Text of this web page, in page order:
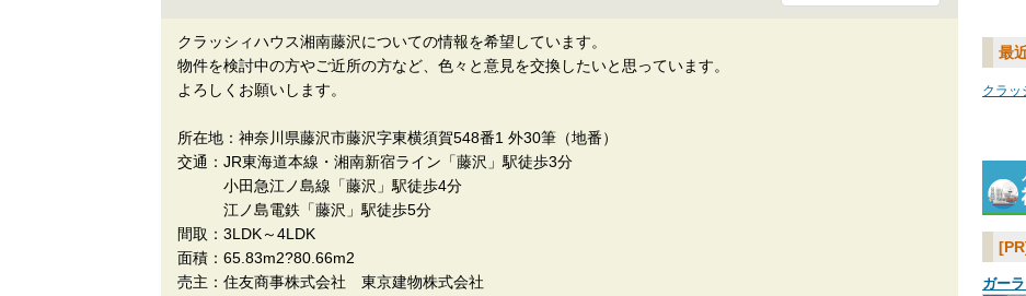
クラッシィハウス湘南藤沢についての情報を希望しています。
物件を検討中の方やご近所の方など、色々と意見を交換したいと思っています。
よろしくお願いします。
所在地：神奈川県藤沢市藤沢字東横須賀548番1 外30筆（地番）
交通：JR東海道本線・湘南新宿ライン「藤沢」駅徒歩3分
小田急江ノ島線「藤沢」駅徒歩4分
江ノ島電鉄「藤沢」駅徒歩5分
間取：3LDK～4LDK
面積：65.83m2?80.66m2
売主：住友商事株式会社 東京建物株式会社
最
ガー